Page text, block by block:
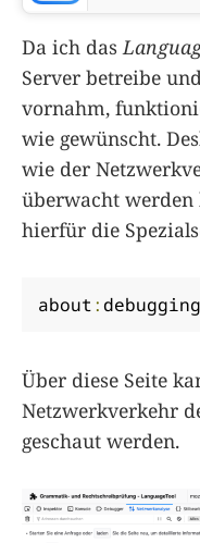
Da ich das
Server betreibe
vornahm,
wie gewünscht.
wie der
überwacht werden
hierfür die
about:debugging
Über diese Seite
Netzwerkverkehr
geschaut werden.